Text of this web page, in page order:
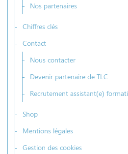
Nos partenaires
Chiffres clés
Contact
Nous contacter
Devenir partenaire de TLC
Recrutement assistant(e)
Shop
Mentions légales
Gestion des cookies